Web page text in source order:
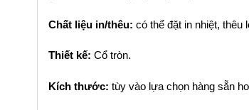
Chất liệu in/thêu: có thể đặt in nhiệt, thêu
Thiết kế: Cổ tròn.
Kích thước: tùy vào lựa chọn hàng sẵn